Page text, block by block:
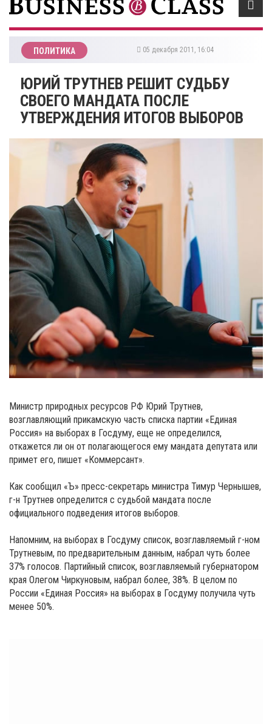
ПОЛИТИКА 05 декабря 2011, 16:04
ЮРИЙ ТРУТНЕВ РЕШИТ СУДЬБУ
СВОЕГО МАНДАТА ПОСЛЕ
УТВЕРЖДЕНИЯ ИТОГОВ ВЫБОРОВ
Министр природных ресурсов РФ Юрий Трутнев,
возглавляющий прикамскую часть списка партии «Единая
Россия» на выборах в Госдуму, еще не определился,
откажется ли он от полагающегося ему мандата депутата или
примет его, пишет «Коммерсант».
Как сообщил «Ъ» пресс-секретарь министра Тимур Чернышев,
г-н Трутнев определится с судьбой мандата после
официального подведения итогов выборов.
Напомним, на выборах в Госдуму список, возглавляемый г-ном
Трутневым, по предварительным данным, набрал чуть более
37% голосов. Партийный список, возглавляемый губернатором
края Олегом Чиркуновым, набрал более, 38%. В целом по
России «Единая Россия» на выборах в Госдуму получила чуть
менее 50%.